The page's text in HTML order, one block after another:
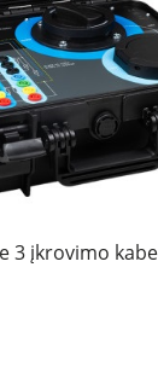
3 įkrovimo